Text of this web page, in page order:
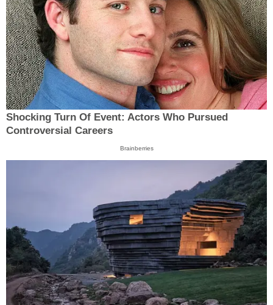
Shocking Turn Of Event: Actors Who Pursued
Controversial Careers
Brainberries